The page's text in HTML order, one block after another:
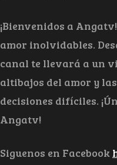
¡Bienvenidos a
amor inolvidables.
canal te llevará a un
altibajos del amor y
decisiones difíciles.
Angatv!
Siguenos en Facebook